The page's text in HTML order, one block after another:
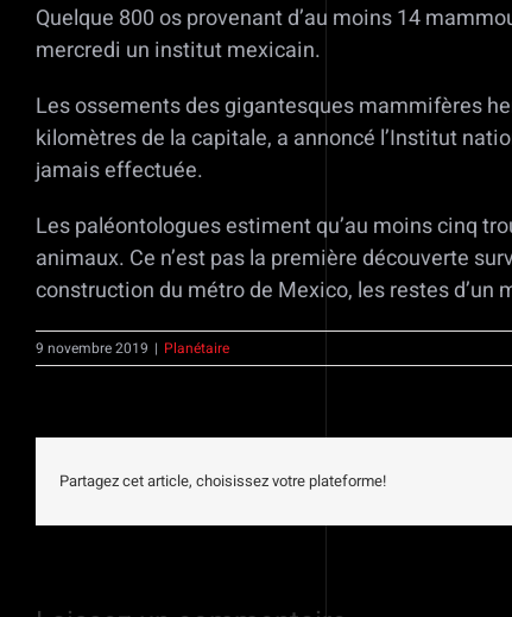
Quelque 800 os provenant d’au moins 14
mercredi un institut mexicain.
Les ossements des gigantesques mammifères
kilomètres de la capitale, a annoncé l’Institut
jamais effectuée.
Les paléontologues estiment qu’au moins cinq
animaux. Ce n’est pas la première découverte
construction du métro de Mexico, les restes
9 novembre 2019 | Planétaire
Partagez cet article, choisissez votre plateforme!